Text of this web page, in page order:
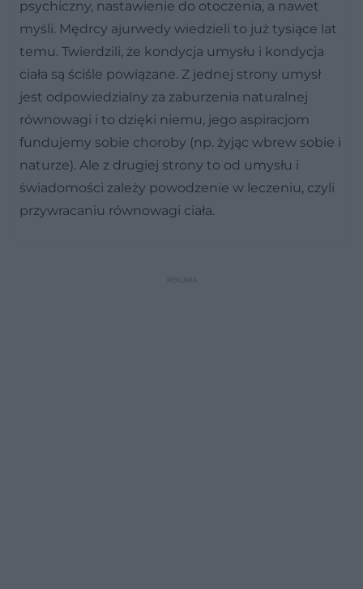
psychiczny, nastawienie do otoczenia, a nawet
myśli. Mędrcy ajurwedy wiedzieli to już tysiące lat
temu. Twierdzili, że kondycja umysłu i kondycja
ciała są ściśle powiązane. Z jednej strony umysł
jest odpowiedzialny za zaburzenia naturalnej
równowagi i to dzięki niemu, jego aspiracjom
fundujemy sobie choroby (np. żyjąc wbrew sobie i
naturze). Ale z drugiej strony to od umysłu i
świadomości zależy powodzenie w leczeniu, czyli
przywracaniu równowagi ciała.